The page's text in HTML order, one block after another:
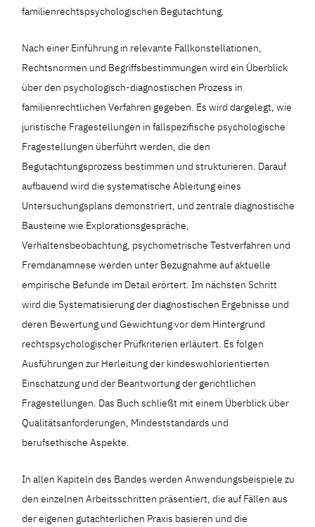
familienrechtspsychologischen Begutachtung.
Nach einer Einführung in relevante Fallkonstellationen,
Rechtsnormen und Begriffsbestimmungen wird ein Überblick
über den psychologisch-diagnostischen Prozess in
familienrechtlichen Verfahren gegeben. Es wird dargelegt, wie
juristische Fragestellungen in fallspezifische psychologische
Fragestellungen überführt werden, die den
Begutachtungsprozess bestimmen und strukturieren. Darauf
aufbauend wird die systematische Ableitung eines
Untersuchungsplans demonstriert, und zentrale diagnostische
Bausteine wie Explorationsgespräche,
Verhaltensbeobachtung, psychometrische Testverfahren und
Fremdanamnese werden unter Bezugnahme auf aktuelle
empirische Befunde im Detail erörtert. Im nächsten Schritt
wird die Systematisierung der diagnostischen Ergebnisse und
deren Bewertung und Gewichtung vor dem Hintergrund
rechtspsychologischer Prüfkriterien erläutert. Es folgen
Ausführungen zur Herleitung der kindeswohlorientierten
Einschätzung und der Beantwortung der gerichtlichen
Fragestellungen. Das Buch schließt mit einem Überblick über
Qualitätsanforderungen, Mindeststandards und
berufsethische Aspekte.
In allen Kapiteln des Bandes werden Anwendungsbeispiele zu
den einzelnen Arbeitsschritten präsentiert, die auf Fällen aus
der eigenen gutachterlichen Praxis basieren und die